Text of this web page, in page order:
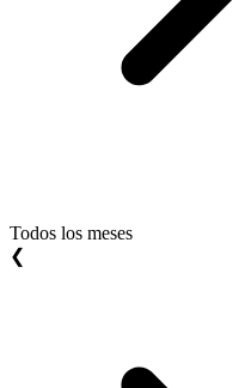
Todos los meses
❮